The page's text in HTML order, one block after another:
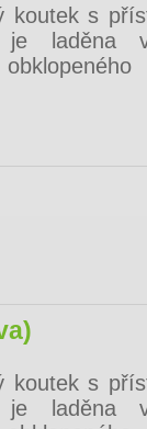
koutek s
je laděna
koutek s
je laděna